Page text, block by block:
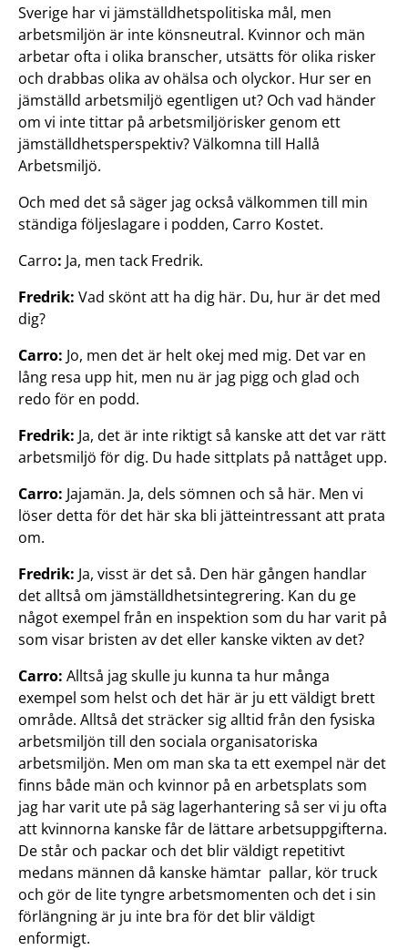
Sverige har vi jämställdhetspolitiska mål, men
arbetsmiljön är inte könsneutral. Kvinnor och män
arbetar ofta i olika branscher, utsätts för olika risker
och drabbas olika av ohälsa och olyckor. Hur ser en
jämställd arbetsmiljö egentligen ut? Och vad händer
om vi inte tittar på arbetsmiljörisker genom ett
jämställdhetsperspektiv? Välkomna till Hallå
Arbetsmiljö.
Och med det så säger jag också välkommen till min
ständiga följeslagare i podden, Carro Kostet.
Carro: Ja, men tack Fredrik.
Fredrik: Vad skönt att ha dig här. Du, hur är det med
dig?
Carro: Jo, men det är helt okej med mig. Det var en
lång resa upp hit, men nu är jag pigg och glad och
redo för en podd.
Fredrik: Ja, det är inte riktigt så kanske att det var rätt
arbetsmiljö för dig. Du hade sittplats på nattåget upp.
Carro: Jajamän. Ja, dels sömnen och så här. Men vi
löser detta för det här ska bli jätteintressant att prata
om.
Fredrik: Ja, visst är det så. Den här gången handlar
det alltså om jämställdhetsintegrering. Kan du ge
något exempel från en inspektion som du har varit på
som visar bristen av det eller kanske vikten av det?
Carro: Alltså jag skulle ju kunna ta hur många
exempel som helst och det här är ju ett väldigt brett
område. Alltså det sträcker sig alltid från den fysiska
arbetsmiljön till den sociala organisatoriska
arbetsmiljön. Men om man ska ta ett exempel när det
finns både män och kvinnor på en arbetsplats som
jag har varit ute på säg lagerhantering så ser vi ju ofta
att kvinnorna kanske får de lättare arbetsuppgifterna.
De står och packar och det blir väldigt repetitivt
medans männen då kanske hämtar pallar, kör truck
och gör de lite tyngre arbetsmomenten och det i sin
förlängning är ju inte bra för det blir väldigt
enformigt.